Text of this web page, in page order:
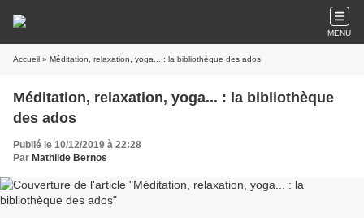
MENU
Accueil » Méditation, relaxation, yoga... : la bibliothèque des ados
Méditation, relaxation, yoga... : la bibliothèque
des ados
Publié le 10/12/2019 à 22:28
Par Mathilde Bernos